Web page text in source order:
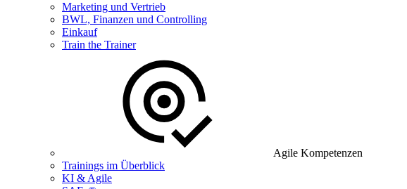
Marketing und Vertrieb
BWL, Finanzen und Controlling
Einkauf
Train the Trainer
Agile Kompetenzen
Trainings im Überblick
KI & Agile